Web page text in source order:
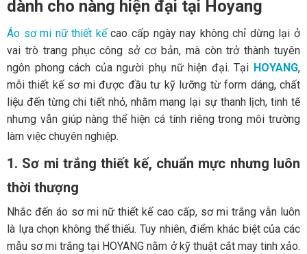
dành cho nàng hiện đại tại Hoyang
Áo sơ mi nữ thiết kếcao cấp ngày nay không chỉ dừng lại ở
vai trò trang phục công sở cơ bản, mà còn trở thành tuyên
ngôn phong cách của người phụ nữ hiện đại. Tại HOYANG,
mỗi thiết kế sơ mi được đầu tư kỹ lưỡng từ form dáng, chất
liệu đến từng chi tiết nhỏ, nhằm mang lại sự thanh lịch, tinh tế
nhưng vẫn giúp nàng thể hiện cá tính riêng trong môi trường
làm việc chuyên nghiệp.
1. Sơ mi trắng thiết kế, chuẩn mực nhưng luôn
thời thượng
Nhắc đến áo sơ mi nữ thiết kế cao cấp, sơ mi trắng vẫn luôn
là lựa chọn không thể thiếu. Tuy nhiên, điểm khác biệt của các
mẫu sơ mi trắng tại HOYANG nằm ở kỹ thuật cắt may tinh xảo.